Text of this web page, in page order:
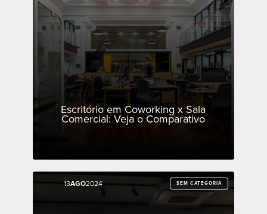
Escritório em Coworking x Sala
Comercial: Veja o Comparativo
13AGO2024 SEM CATEGORIA
13AGO2024 SEM CATEGORIA